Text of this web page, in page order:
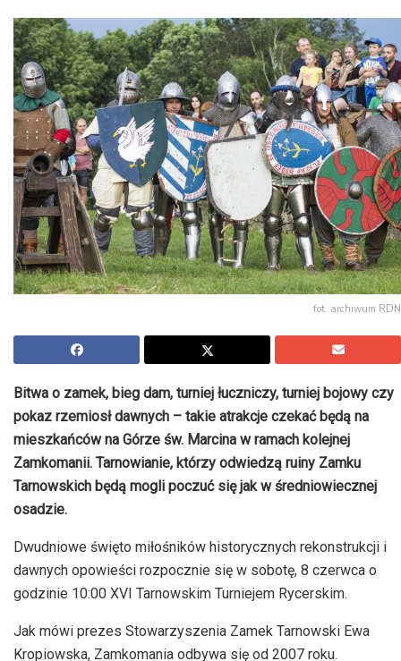
fot. archiwum RDN
Bitwa o zamek, bieg dam, turniej łuczniczy, turniej bojowy czy
pokaz rzemiosł dawnych – takie atrakcje czekać będą na
mieszkańców na Górze św. Marcina w ramach kolejnej
Zamkomanii. Tarnowianie, którzy odwiedzą ruiny Zamku
Tarnowskich będą mogli poczuć się jak w średniowiecznej
osadzie.
Dwudniowe święto miłośników historycznych rekonstrukcji i
dawnych opowieści rozpocznie się w sobotę, 8 czerwca o
godzinie 10:00 XVI Tarnowskim Turniejem Rycerskim.
Jak mówi prezes Stowarzyszenia Zamek Tarnowski Ewa
Kropiowska, Zamkomania odbywa się od 2007 roku.